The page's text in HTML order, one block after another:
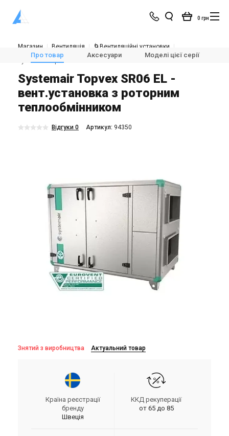
0 грн
Магазин Вентиляція
🌀Вентиляційні установки
💨Припливно-витяжні установки з рекуперацією тепла
Systemair Topvex SR06 EL
Про товар Аксесуари Моделі цієї серії
Systemair Topvex SR06 EL -
вент.установка з роторним
теплообмінником
Відгуки 0 Aртикул: 94350
Знятий з виробництва Актуальний товар
Країна реєстрації
бренду
Швеція
ККД рекуперації
от 65 до 85